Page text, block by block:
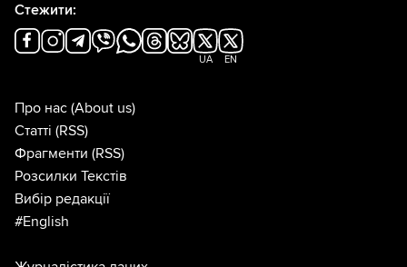
Стежити:
UA EN
Про нас (About us)
Статті (RSS)
Фрагменти (RSS)
Розсилки Текстів
Вибір редакції
#English